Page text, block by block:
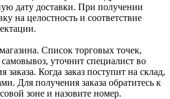
дату доставки. При получении
на целостность и соответствие
Список торговых точек,
уточнит специалист во
заказа. Когда заказ поступит на склад,
Для получения заказа обратитесь к
зоне и назовите номер.